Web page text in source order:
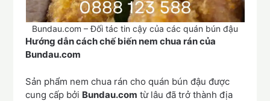
Bundau.com – Đối tác tin cậy của các quán bún đậu
Hướng dẫn cách chế biến nem chua rán của
Bundau.com
Sản phẩm nem chua rán cho quán bún đậu được
cung cấp bởi Bundau.com từ lâu đã trở thành địa